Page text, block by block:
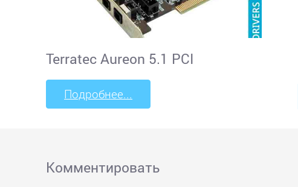
Terratec Aureon 5.1 PCI
Подробнее...
Комментировать